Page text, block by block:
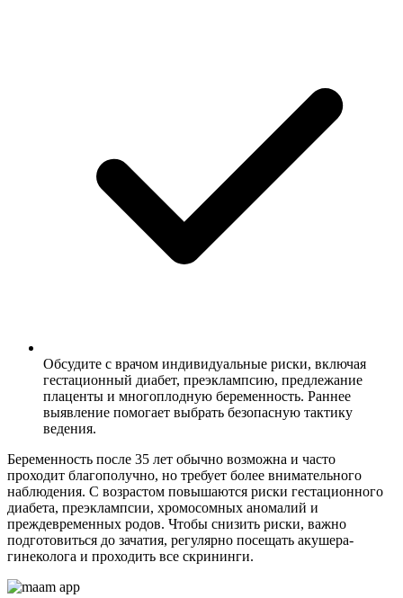
Обсудите с врачом индивидуальные риски, включая
гестационный диабет, преэклампсию, предлежание
плаценты и многоплодную беременность. Раннее
выявление помогает выбрать безопасную тактику
ведения.
Беременность после 35 лет обычно возможна и часто
проходит благополучно, но требует более внимательного
наблюдения. С возрастом повышаются риски гестационного
диабета, преэклампсии, хромосомных аномалий и
преждевременных родов. Чтобы снизить риски, важно
подготовиться до зачатия, регулярно посещать акушера-
гинеколога и проходить все скрининги.